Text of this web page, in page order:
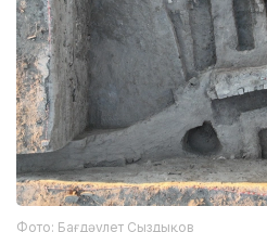
Фото: Бағдәулет Сыздықов